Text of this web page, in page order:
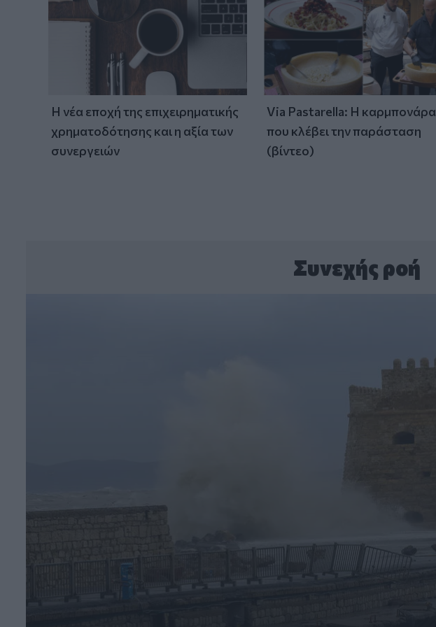
Η νέα εποχή της επιχειρηματικής
χρηματοδότησης και η αξία των
συνεργειών
Via Pastarella: Η καρμπονάρα
που κλέβει την παράσταση
(βίντεο)
Συνεχής ροή